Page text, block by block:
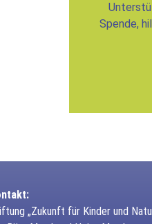
Spende,
„Zukunft für Kinder und